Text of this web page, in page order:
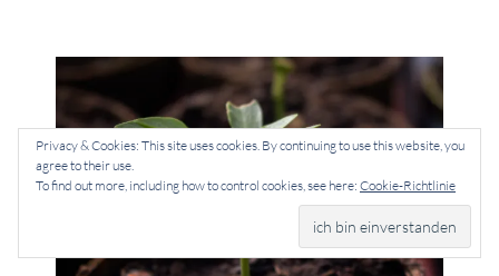
Privacy & Cookies: This site uses cookies. By continuing to use this website, you
agree to their use.
To find out more, including how to control cookies, see here: Cookie-Richtlinie